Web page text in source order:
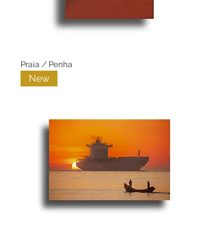
Praia / Penha
New